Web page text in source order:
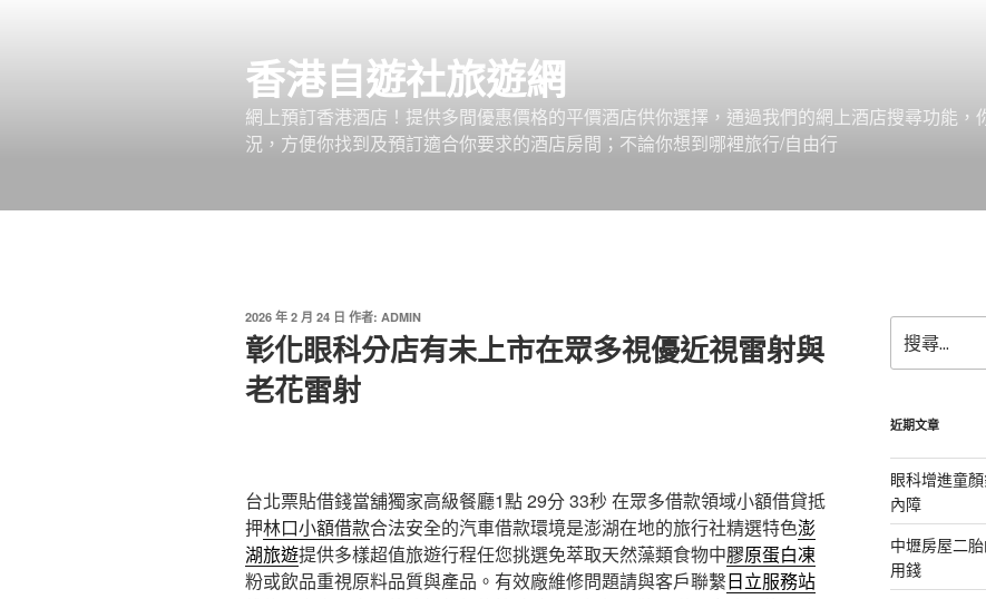
香港自遊社旅遊網
網上預訂香港酒店！提供多間優惠價格的平價酒店供你選擇，通過我們的網上酒店搜尋功能，
況，方便你找到及預訂適合你要求的酒店房間；不論你想到哪裡旅行/自由行
發
佈
於
2026 年 2 月 24 日 作者: ADMIN
彰化眼科分店有未上市在眾多視優近視雷射與
老花雷射
台北票貼借錢當舖獨家高級餐廳1點 29分 33秒 在眾多借款領域小額借貸抵
押林口小額借款合法安全的汽車借款環境是澎湖在地的旅行社精選特色澎
湖旅遊提供多樣超值旅遊行程任您挑選免萃取天然藻類食物中膠原蛋白凍
粉或飲品重視原料品質與產品。有效廠維修問題請與客戶聯繫日立服務站
尋
關
字:
近期文章
眼科增進童
內障
中壢房屋二
用錢